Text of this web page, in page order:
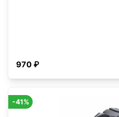
970 ₽
-41%